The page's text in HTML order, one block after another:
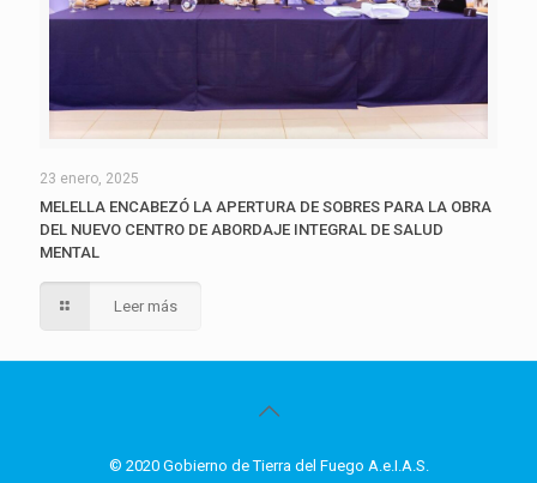
23 enero, 2025
MELELLA ENCABEZÓ LA APERTURA DE SOBRES PARA LA OBRA
DEL NUEVO CENTRO DE ABORDAJE INTEGRAL DE SALUD
MENTAL
Leer más
© 2020 Gobierno de Tierra del Fuego A.e.I.A.S.